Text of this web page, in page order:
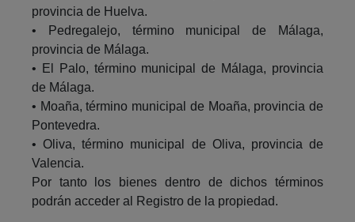
provincia de Huelva.
• Pedregalejo, término municipal de Málaga,
provincia de Málaga.
• El Palo, término municipal de Málaga, provincia
de Málaga.
• Moaña, término municipal de Moaña, provincia de
Pontevedra.
• Oliva, término municipal de Oliva, provincia de
Valencia.
Por tanto los bienes dentro de dichos términos
podrán acceder al Registro de la propiedad.